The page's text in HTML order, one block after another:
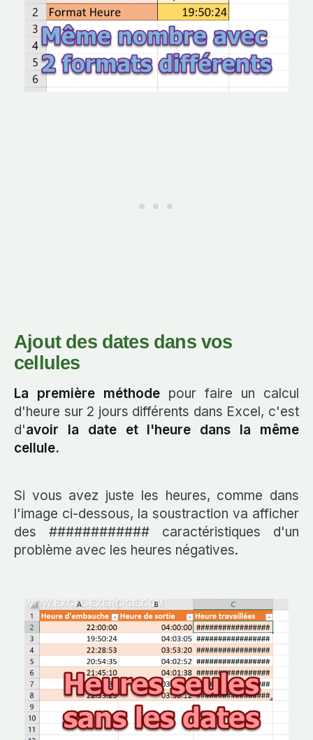
Ajout des dates dans vos
cellules
La première méthode pour faire un calcul
d'heure sur 2 jours différents dans Excel, c'est
d'avoir la date et l'heure dans la même
cellule.
Si vous avez juste les heures, comme dans
l'image ci-dessous, la soustraction va afficher
des ############ caractéristiques d'un
problème avec les heures négatives.